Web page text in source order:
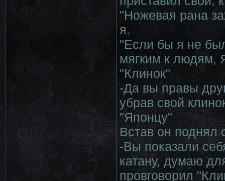
"Ножевая рана
я.
"Если бы я не
мягким к людям,
"Клинок"
-Да вы правы
убрав свой
"Японцу"
Встав он поднял
-Вы показали
катану, думаю
провговорил